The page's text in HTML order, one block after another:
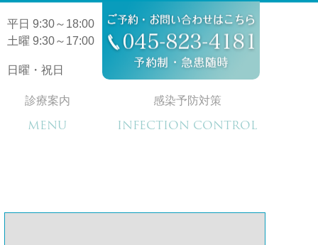
平日 9:30～18:00
土曜 9:30～17:00
日曜・祝日
診療案内
MENU
感染予防対策
INFECTION CONTROL